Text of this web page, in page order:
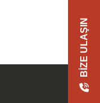
BIZE ULAŞIN